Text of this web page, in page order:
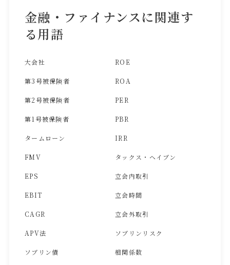
金融・ファイナンスに関連す
る用語
大会社 ROE
第3号被保険者 ROA
第2号被保険者 PER
第1号被保険者 PBR
タームローン IRR
FMV タックス・ヘイブン
EPS 立会内取引
EBIT 立会時間
CAGR 立会外取引
APV法 ソブリンリスク
ソブリン債 相関係数